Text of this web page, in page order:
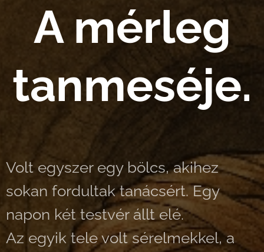
A mérleg
tanmeséje.
Volt egyszer egy bölcs, akihez
sokan fordultak tanácsért. Egy
napon két testvér állt elé.
Az egyik tele volt sérelmekkel, a